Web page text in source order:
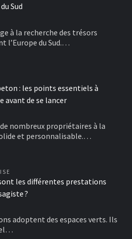
Sud
à la recherche des trésors
l’Europe du Sud.…
: les points essentiels à
avant de se lancer
nombreux propriétaires à la
et personnalisable.…
les différentes prestations
?
adoptent des espaces verts. Ils